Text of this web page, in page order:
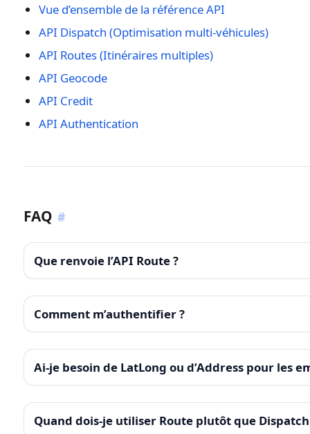
Vue d’ensemble de la référence API
API Dispatch (Optimisation multi-véhicules)
API Routes (Itinéraires multiples)
API Geocode
API Credit
API Authentication
FAQ #
Que renvoie l’API Route ?
Comment m’authentifier ?
Ai-je besoin de LatLong ou d’Address pour les
Quand dois-je utiliser Route plutôt que Dispatch